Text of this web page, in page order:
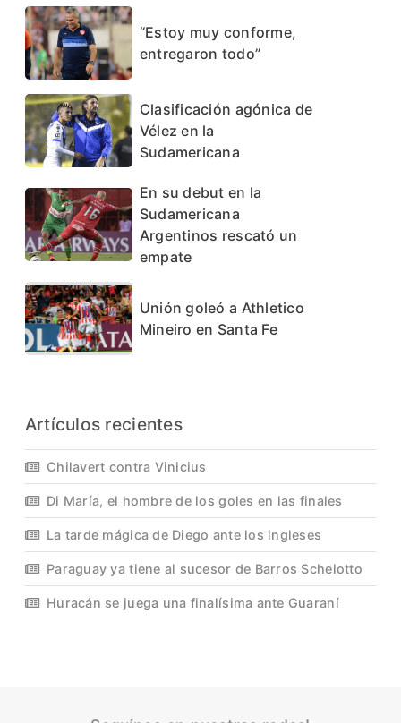
“Estoy muy conforme,
entregaron todo”
Clasificación agónica de
Vélez en la
Sudamericana
En su debut en la
Sudamericana
Argentinos rescató un
empate
Unión goleó a Athletico
Mineiro en Santa Fe
Artículos recientes
Chilavert contra Vinicius
Di María, el hombre de los goles en las finales
La tarde mágica de Diego ante los ingleses
Paraguay ya tiene al sucesor de Barros Schelotto
Huracán se juega una finalísima ante Guaraní